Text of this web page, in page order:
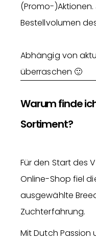
(Promo-
Bestellvolumen
Abhängig von
überraschen 🙂
Warum finde
Sortiment?
Für den Start des
Online-Shop fiel
ausgewählte
Zuchterfahrung.
Mit Dutch Passion